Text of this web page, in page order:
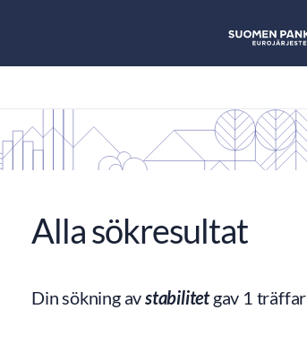
Alla sökresultat
Din sökning avstabilitetgav 1 träffar